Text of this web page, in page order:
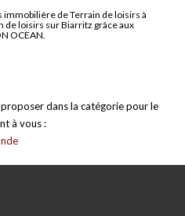
de Terrain de loisirs à
loisirs sur Biarritz grâce aux
OCEAN.
dans la catégorie pour le
à vous :